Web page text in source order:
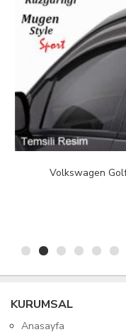
Volkswagen
KURUMSAL
Anasayfa